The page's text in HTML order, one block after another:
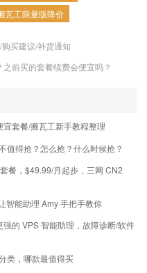
瓦工限量版降价
买建议/补货通知
前买的套餐续费会便宜吗？
套餐/搬瓦工新手教程整理
值得抢？怎么抢？什么时候抢？
餐，$49.99/月起步，三网 CN2
智能助理 Amy 手把手教你
的 VPS 智能助理，故障诊断/软件
类，哪款最值得买